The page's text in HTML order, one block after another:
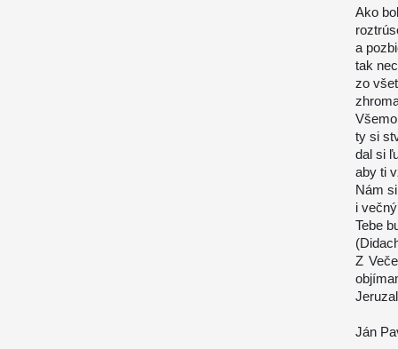
Ako
a
tak
zo
ty si
dal si
aby ti
Nám
i
Tebe
Z
Ján